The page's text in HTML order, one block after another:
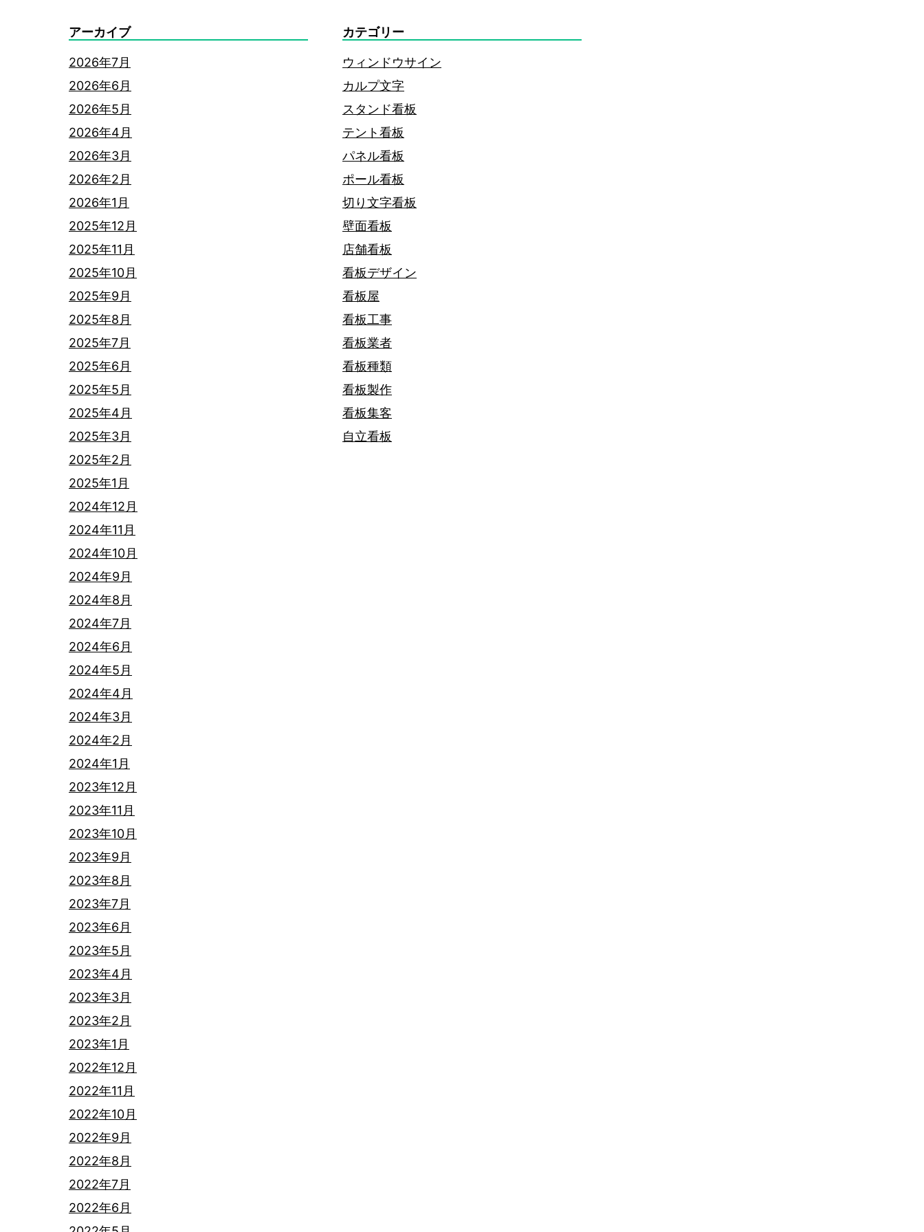
アーカイブ
2026年7月
2026年6月
2026年5月
2026年4月
2026年3月
2026年2月
2026年1月
2025年12月
2025年11月
2025年10月
2025年9月
2025年8月
2025年7月
2025年6月
2025年5月
2025年4月
2025年3月
2025年2月
2025年1月
2024年12月
2024年11月
2024年10月
2024年9月
2024年8月
2024年7月
2024年6月
2024年5月
2024年4月
2024年3月
2024年2月
2024年1月
2023年12月
2023年11月
2023年10月
2023年9月
2023年8月
2023年7月
2023年6月
2023年5月
2023年4月
2023年3月
2023年2月
2023年1月
2022年12月
2022年11月
2022年10月
2022年9月
2022年8月
2022年7月
2022年6月
カテゴリー
ウィンドウサイン
カルプ文字
スタンド看板
テント看板
パネル看板
ポール看板
切り文字看板
壁面看板
店舗看板
看板デザイン
看板屋
看板工事
看板業者
看板種類
看板製作
看板集客
自立看板